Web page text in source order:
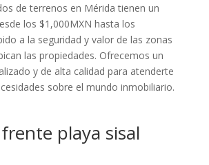
de terrenos en Mérida tienen un
los $1,000MXN hasta los
a la seguridad y valor de las zonas
las propiedades. Ofrecemos un
y de alta calidad para atenderte
sobre el mundo inmobiliario.
playa sisal